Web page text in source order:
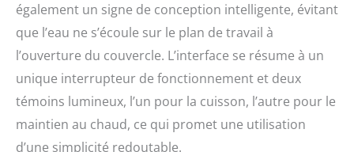
également un signe de conception intelligente, évitant
que l’eau ne s’écoule sur le plan de travail à
l’ouverture du couvercle. L’interface se résume à un
unique interrupteur de fonctionnement et deux
témoins lumineux, l’un pour la cuisson, l’autre pour le
maintien au chaud, ce qui promet une utilisation
d’une simplicité redoutable.